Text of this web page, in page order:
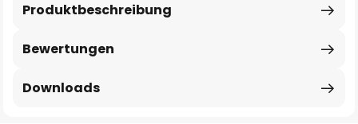
Produktbeschreibung
Bewertungen
Downloads